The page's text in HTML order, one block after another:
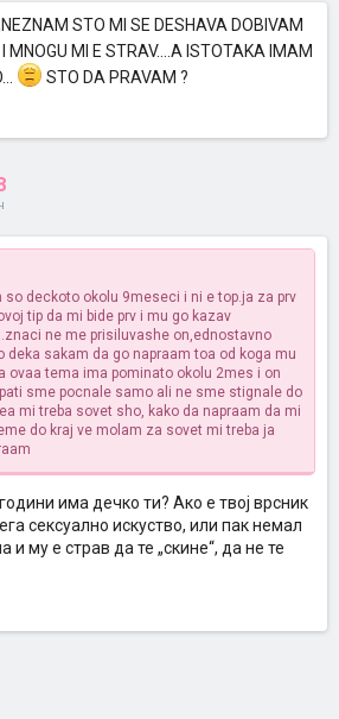
STO MI SE DESHAVA DOBIVAM
I MNOGU MI E STRAV....A ISTOTAKA IMAM
STO DA PRAVAM ?
so deckoto okolu 9meseci i ni e top.ja za prv
tip da mi bide prv i mu go kazav
ne me prisiluvashe on,ednostavno
sakam da go napraam toa od koga mu
ovaa tema ima pominato okolu 2mes i on
sme pocnale samo ali ne sme stignale do
mi treba sovet sho, kako da napraam da mi
do kraj ve molam za sovet mi treba ja
има дечко ти? Ако е твој врсник
сексуално искуство, или пак немал
и му е страв да те „скине“, да не те